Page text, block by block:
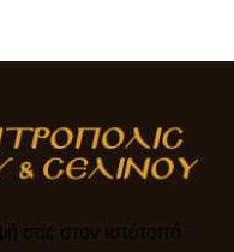
σας στον ιστότοπό